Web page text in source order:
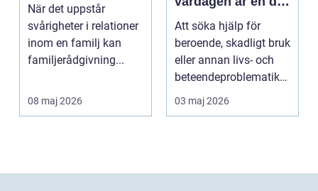
När det uppstår
svårigheter i relationer
inom en familj kan
familjerådgivning...
08 maj 2026
av behandlingen
Att söka hjälp för
beroende, skadligt bruk
eller annan livs- och
beteendeproblematik
är ett stort st...
03 maj 2026